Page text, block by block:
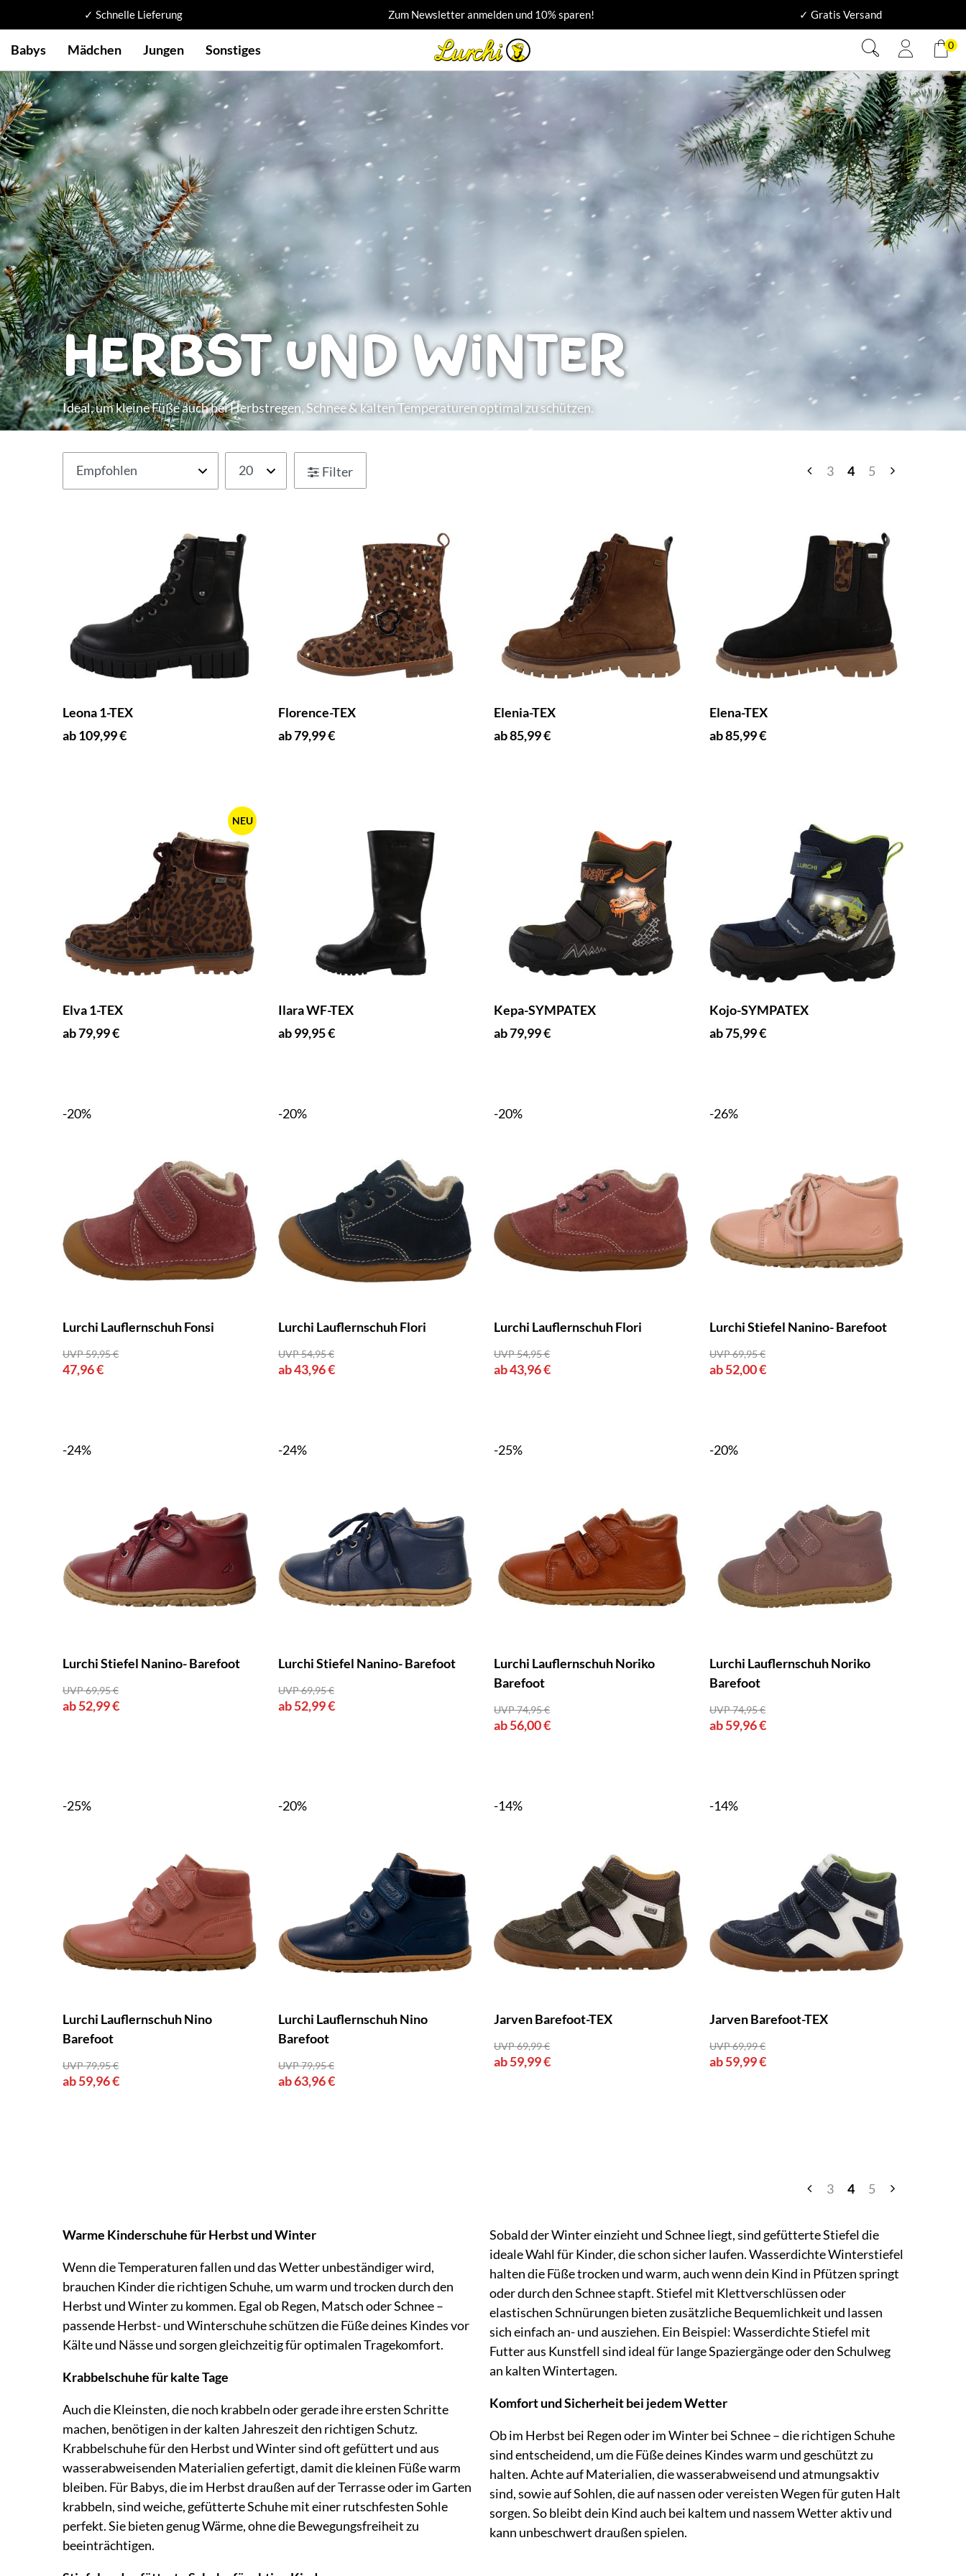
✓ Schnelle Lieferung Zum Newsletter anmelden und 10% sparen! ✓ Gratis Versand
Babys Mädchen Jungen Sonstiges 0
Herbst und Winter
Ideal, um kleine Füße auch bei Herbstregen, Schnee & kalten Temperaturen optimal zu schützen.
Filter 3 4 5
Leona 1-TEX
ab 109,99 €
Florence-TEX
ab 79,99 €
Elenia-TEX
ab 85,99 €
Elena-TEX
ab 85,99 €
NEU
Elva 1-TEX
ab 79,99 €
Ilara WF-TEX
ab 99,95 €
Kepa-SYMPATEX
ab 79,99 €
Kojo-SYMPATEX
ab 75,99 €
-20%
Lurchi Lauflernschuh Fonsi
UVP 59,95 €
47,96 €
-20%
Lurchi Lauflernschuh Flori
UVP 54,95 €
ab 43,96 €
-20%
Lurchi Lauflernschuh Flori
UVP 54,95 €
ab 43,96 €
-26%
Lurchi Stiefel Nanino- Barefoot
UVP 69,95 €
ab 52,00 €
-24%
Lurchi Stiefel Nanino- Barefoot
UVP 69,95 €
ab 52,99 €
-24%
Lurchi Stiefel Nanino- Barefoot
UVP 69,95 €
ab 52,99 €
-25%
Lurchi Lauflernschuh Noriko
Barefoot
UVP 74,95 €
ab 56,00 €
-20%
Lurchi Lauflernschuh Noriko
Barefoot
UVP 74,95 €
ab 59,96 €
-25%
Lurchi Lauflernschuh Nino
Barefoot
UVP 79,95 €
ab 59,96 €
-20%
Lurchi Lauflernschuh Nino
Barefoot
UVP 79,95 €
ab 63,96 €
-14%
Jarven Barefoot-TEX
UVP 69,99 €
ab 59,99 €
-14%
Jarven Barefoot-TEX
UVP 69,99 €
ab 59,99 €
3 4 5
Warme Kinderschuhe für Herbst und Winter
Wenn die Temperaturen fallen und das Wetter unbeständiger wird,
brauchen Kinder die richtigen Schuhe, um warm und trocken durch den
Herbst und Winter zu kommen. Egal ob Regen, Matsch oder Schnee –
passende Herbst- und Winterschuhe schützen die Füße deines Kindes vor
Kälte und Nässe und sorgen gleichzeitig für optimalen Tragekomfort.
Krabbelschuhe für kalte Tage
Auch die Kleinsten, die noch krabbeln oder gerade ihre ersten Schritte
machen, benötigen in der kalten Jahreszeit den richtigen Schutz.
Krabbelschuhe für den Herbst und Winter sind oft gefüttert und aus
wasserabweisenden Materialien gefertigt, damit die kleinen Füße warm
bleiben. Für Babys, die im Herbst draußen auf der Terrasse oder im Garten
krabbeln, sind weiche, gefütterte Schuhe mit einer rutschfesten Sohle
perfekt. Sie bieten genug Wärme, ohne die Bewegungsfreiheit zu
beeinträchtigen.
Sobald der Winter einzieht und Schnee liegt, sind gefütterte Stiefel die
ideale Wahl für Kinder, die schon sicher laufen. Wasserdichte Winterstiefel
halten die Füße trocken und warm, auch wenn dein Kind in Pfützen springt
oder durch den Schnee stapft. Stiefel mit Klettverschlüssen oder
elastischen Schnürungen bieten zusätzliche Bequemlichkeit und lassen
sich einfach an- und ausziehen. Ein Beispiel: Wasserdichte Stiefel mit
Futter aus Kunstfell sind ideal für lange Spaziergänge oder den Schulweg
an kalten Wintertagen.
Komfort und Sicherheit bei jedem Wetter
Ob im Herbst bei Regen oder im Winter bei Schnee – die richtigen Schuhe
sind entscheidend, um die Füße deines Kindes warm und geschützt zu
halten. Achte auf Materialien, die wasserabweisend und atmungsaktiv
sind, sowie auf Sohlen, die auf nassen oder vereisten Wegen für guten Halt
sorgen. So bleibt dein Kind auch bei kaltem und nassem Wetter aktiv und
kann unbeschwert draußen spielen.